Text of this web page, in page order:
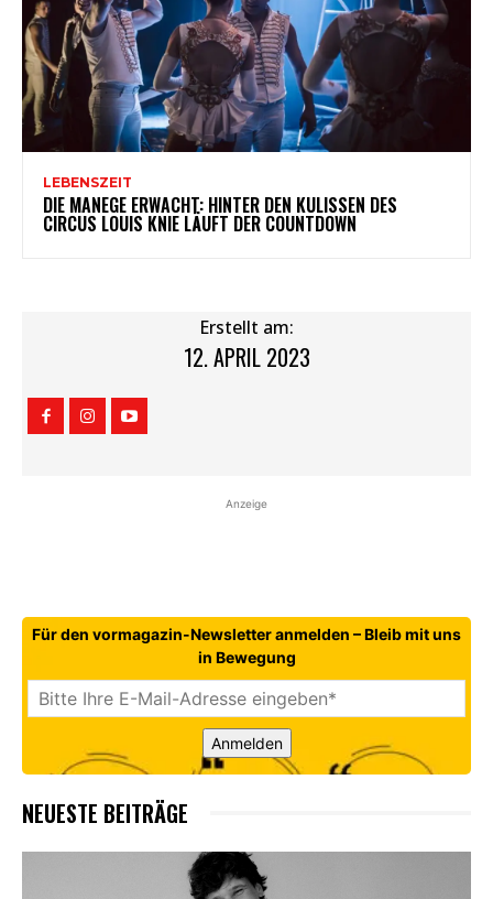
LEBENSZEIT
DIE MANEGE ERWACHT: HINTER DEN KULISSEN DES
CIRCUS LOUIS KNIE LÄUFT DER COUNTDOWN
Erstellt am:
12. APRIL 2023
Anzeige
Für den vormagazin-Newsletter anmelden – Bleib mit uns
in Bewegung
Anmelden
NEUESTE BEITRÄGE